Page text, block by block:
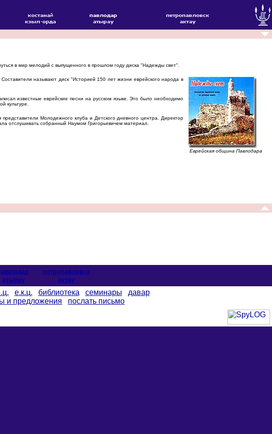
в мир мелодий с выпущенного в прошлом году диска "Надежды свет".
называют диск "Историей 150 лет жизни еврейского народа в
известные еврейские песни на русском языке. Это было необходимо
культуре.
Молодежного клуба и Детского дневного центра. Директор
отслушивать собранный Наумом Григорьевичем материал.
Еврейская община Павлодара
петропавловск
атырау актау
е.к.ц. библиотека семинары
давар
и предложения послать письмо